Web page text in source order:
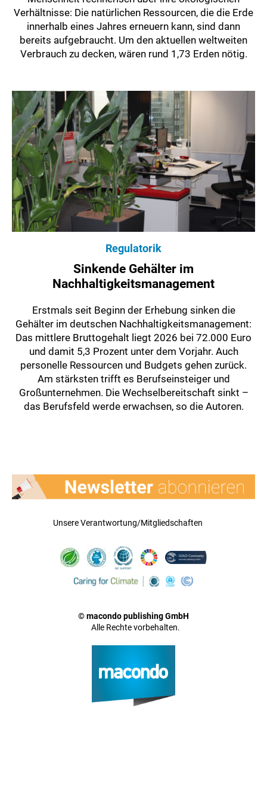
Verhältnisse: Die natürlichen Ressourcen, die die Erde
innerhalb eines Jahres erneuern kann, sind dann
bereits aufgebraucht. Um den aktuellen weltweiten
Verbrauch zu decken, wären rund 1,73 Erden nötig.
Regulatorik
Sinkende Gehälter im
Nachhaltigkeitsmanagement
Erstmals seit Beginn der Erhebung sinken die
Gehälter im deutschen Nachhaltigkeitsmanagement:
Das mittlere Bruttogehalt liegt 2026 bei 72.000 Euro
und damit 5,3 Prozent unter dem Vorjahr. Auch
personelle Ressourcen und Budgets gehen zurück.
Am stärksten trifft es Berufseinsteiger und
Großunternehmen. Die Wechselbereitschaft sinkt –
das Berufsfeld werde erwachsen, so die Autoren.
Unsere Verantwortung/Mitgliedschaften
© macondo publishing GmbH
Alle Rechte vorbehalten.